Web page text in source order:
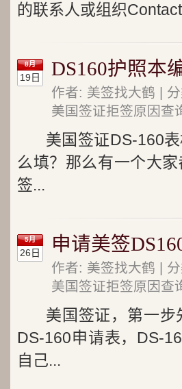
的联系人或组织
8月
19日 DS160护照本
作者: 美签找大鹤 |
美国签证拒签原因查
美国签证DS-160
么填？那么有一个大
签...
5月
26日 申请美签
作者: 美签找大鹤 |
美国签证拒签原因查
美国签证，第一
DS-160申请表，DS-
自己...